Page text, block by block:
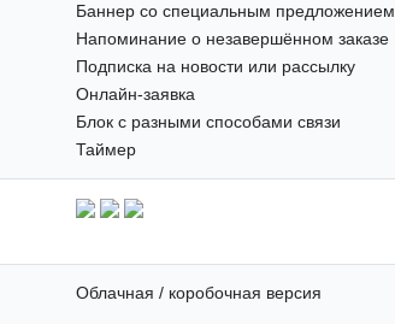
Баннер со специальным предложением
Напоминание о незавершённом заказе
Подписка на новости или рассылку
Онлайн-заявка
Блок с разными способами связи
Таймер
Облачная / коробочная версия